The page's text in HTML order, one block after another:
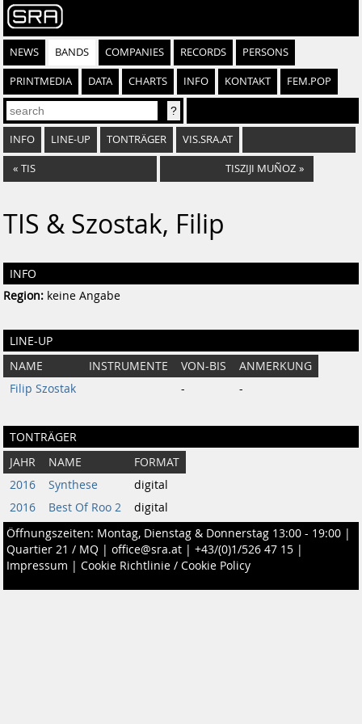
NEWS BANDS COMPANIES RECORDS PERSONS
PRINTMEDIA DATA CHARTS INFO KONTAKT FEM.POP
INFO LINE-UP TONTRÄGER VIS.SRA.AT
« TIS TISZIJI MUÑOZ »
TIS & Szostak, Filip
INFO
Region: keine Angabe
LINE-UP
NAME INSTRUMENTE VON-BIS
ANMERKUNG
Filip Szostak
- -
TONTRÄGER
JAHR NAME
FORMAT
2016
Synthese
digital
2016
Best Of Roo 2
digital
Öffnungszeiten: Montag, Dienstag & Donnerstag 13:00 - 19:00 |
Quartier 21 / MQ | office@sra.at | +43/(0)1/526 47 15 |
Impressum | Cookie Richtlinie / Cookie Policy